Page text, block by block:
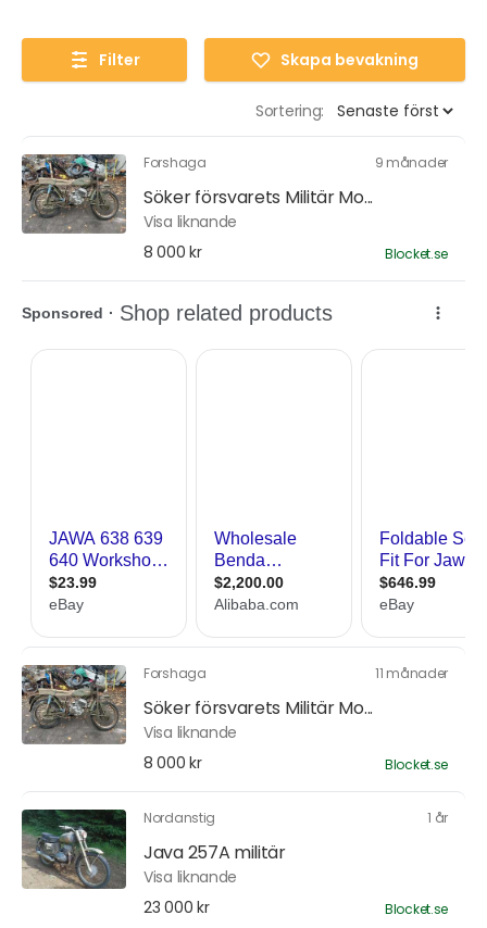
Filter Skapa bevakning
Sortering:
Forshaga 9 månader
Söker försvarets Militär Mo...
Visa liknande
8 000 kr
Blocket.se
Forshaga 11 månader
Söker försvarets Militär Mo...
Visa liknande
8 000 kr
Blocket.se
Nordanstig 1 år
Java 257A militär
Visa liknande
23 000 kr
Blocket.se